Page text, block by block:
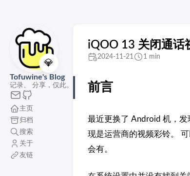
💎
Tofuwine's Blog
记录、 分享，仅此。
主页
归档
搜索
关于
友链
iQOO 13 关闭通话
2024-11-21 1 min
前言
最近更换了 Android 机，
现是运营商的视频彩铃。
会有。